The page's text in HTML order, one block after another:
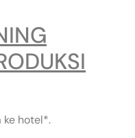
ke hotel*.